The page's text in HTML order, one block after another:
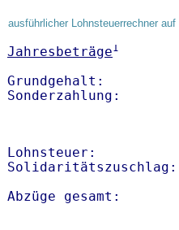
ausführlicher Lohnsteuerrechner
Jahresbeträge1
Grundgehalt:
Lohnsteuer:
Abzüge gesamt: